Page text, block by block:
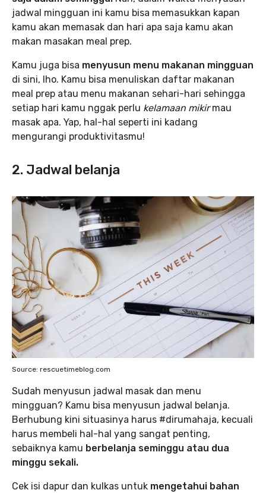
jadwal mingguan ini kamu bisa memasukkan kapan
kamu akan memasak dan hari apa saja kamu akan
makan masakan meal prep.
Kamu juga bisa menyusun menu makanan mingguan
di sini, lho. Kamu bisa menuliskan daftar makanan
meal prep atau menu makanan sehari-hari sehingga
setiap hari kamu nggak perlu kelamaan mikirmau
masak apa. Yap, hal-hal seperti ini kadang
mengurangi produktivitasmu!
2. Jadwal belanja
Source: rescuetimeblog.com
Sudah menyusun jadwal masak dan menu
mingguan? Kamu bisa menyusun jadwal belanja.
Berhubung kini situasinya harus #dirumahaja, kecuali
harus membeli hal-hal yang sangat penting,
sebaiknya kamu berbelanja seminggu atau dua
minggu sekali.
Cek isi dapur dan kulkas untuk mengetahui bahan